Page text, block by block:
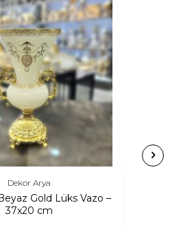
Dekor Arya
Gold Lüks Vazo –
37x20 cm